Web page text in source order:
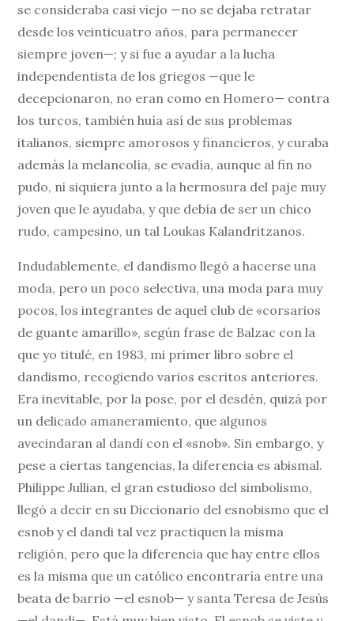
se consideraba casi viejo —no se dejaba retratar
desde los veinticuatro años, para permanecer
siempre joven—; y si fue a ayudar a la lucha
independentista de los griegos —que le
decepcionaron, no eran como en Homero— contra
los turcos, también huía así de sus problemas
italianos, siempre amorosos y financieros, y curaba
además la melancolía, se evadía, aunque al fin no
pudo, ni siquiera junto a la hermosura del paje muy
joven que le ayudaba, y que debía de ser un chico
rudo, campesino, un tal Loukas Kalandritzanos.
Indudablemente, el dandismo llegó a hacerse una
moda, pero un poco selectiva, una moda para muy
pocos, los integrantes de aquel club de «corsarios
de guante amarillo», según frase de Balzac con la
que yo titulé, en 1983, mi primer libro sobre el
dandismo, recogiendo varios escritos anteriores.
Era inevitable, por la pose, por el desdén, quizá por
un delicado amaneramiento, que algunos
avecindaran al dandi con el «snob». Sin embargo, y
pese a ciertas tangencias, la diferencia es abismal.
Philippe Jullian, el gran estudioso del simbolismo,
llegó a decir en su Diccionario del esnobismo que el
esnob y el dandi tal vez practiquen la misma
religión, pero que la diferencia que hay entre ellos
es la misma que un católico encontraría entre una
beata de barrio —el esnob— y santa Teresa de Jesús